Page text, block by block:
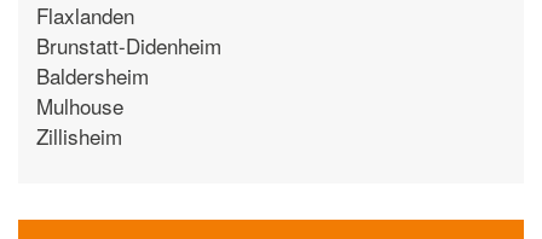
Flaxlanden
Brunstatt-Didenheim
Baldersheim
Mulhouse
Zillisheim